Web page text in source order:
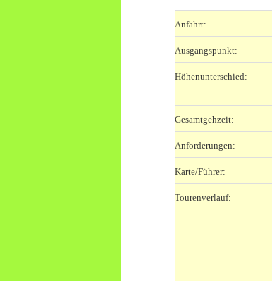
Anfahrt:
Ausgangspunkt:
Höhenunterschied:
Gesamtgehzeit:
Anforderungen:
Karte/Führer:
Tourenverlauf: